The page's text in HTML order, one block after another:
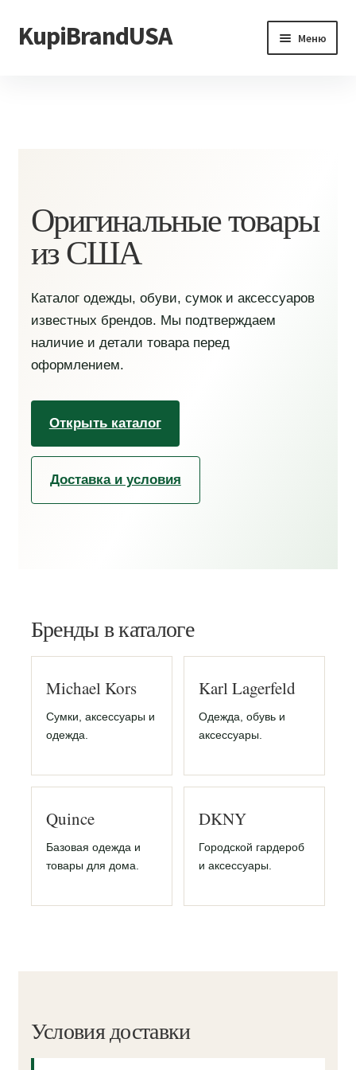
Перейти
к
Перейти
к
KupiBrandUSA Меню
Оригинальные товары
из США
Каталог одежды, обуви, сумок и аксессуаров
известных брендов. Мы подтверждаем
наличие и детали товара перед
оформлением.
Открыть каталог
Доставка и условия
Бренды в каталоге
Michael Kors
Сумки, аксессуары и
одежда.
Karl Lagerfeld
Одежда, обувь и
аксессуары.
Quince
Базовая одежда и
товары для дома.
DKNY
Городской гардероб
и аксессуары.
Условия доставки